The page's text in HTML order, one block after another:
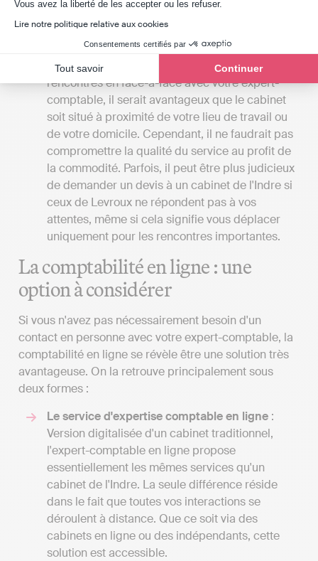
Vous avez la liberté de les accepter ou les refuser.
Lire notre politique relative aux cookies
Consentements certifiés par
Tout savoir Continuer
soumettre vos déclarations fiscales en ligne à
partir de 20 € HT par mois.
La localisation du cabinet
: Si vous préférez les
rencontres en face-à-face avec votre expert-
comptable, il serait avantageux que le cabinet
soit situé à proximité de votre lieu de travail ou
de votre domicile. Cependant, il ne faudrait pas
compromettre la qualité du service au profit de
la commodité. Parfois, il peut être plus judicieux
de demander un devis à un cabinet de l'Indre si
ceux de Levroux ne répondent pas à vos
attentes, même si cela signifie vous déplacer
uniquement pour les rencontres importantes.
La comptabilité en ligne : une
option à considérer
Si vous n'avez pas nécessairement besoin d'un
contact en personne avec votre expert-comptable, la
comptabilité en ligne se révèle être une solution très
avantageuse. On la retrouve principalement sous
deux formes :
Le service d'expertise comptable en ligne :
Version digitalisée d'un cabinet traditionnel,
l'expert-comptable en ligne propose
essentiellement les mêmes services qu'un
cabinet de l'Indre. La seule différence réside
dans le fait que toutes vos interactions se
déroulent à distance. Que ce soit via des
cabinets en ligne ou des indépendants, cette
solution est accessible.